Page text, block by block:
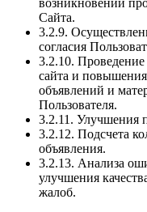
возникновении
Сайта.
3.2.9.
согласия
3.2.10.
сайта и
объявлений и
Пользователя.
3.2.11. Улучшения
3.2.12. Подсчета
объявления.
3.2.13. Анализа
улучшения
жалоб.